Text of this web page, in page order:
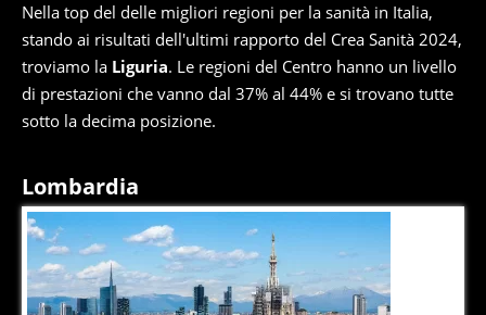
Nella top del delle migliori regioni per la sanità in Italia,
stando ai risultati dell'ultimi rapporto del Crea Sanità 2024,
troviamo la Liguria. Le regioni del Centro hanno un livello
di prestazioni che vanno dal 37% al 44% e si trovano tutte
sotto la decima posizione.
Lombardia